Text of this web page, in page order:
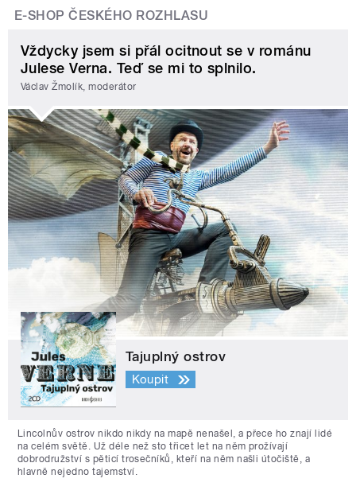
E-SHOP ČESKÉHO ROZHLASU
Vždycky jsem si přál ocitnout se v románu
Julese Verna. Teď se mi to splnilo.
Václav Žmolík, moderátor
Tajuplný ostrov
Koupit
Lincolnův ostrov nikdo nikdy na mapě nenašel, a přece ho znají lidé
na celém světě. Už déle než sto třicet let na něm prožívají
dobrodružství s pěticí trosečníků, kteří na něm našli útočiště, a
hlavně nejedno tajemství.